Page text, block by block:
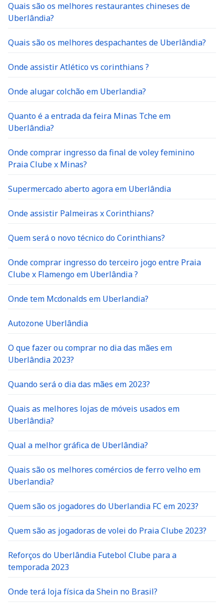
Quais são os melhores restaurantes chineses de
Uberlândia?
Quais são os melhores despachantes de Uberlândia?
Onde assistir Atlético vs corinthians ?
Onde alugar colchão em Uberlandia?
Quanto é a entrada da feira Minas Tche em
Uberlândia?
Onde comprar ingresso da final de voley feminino
Praia Clube x Minas?
Supermercado aberto agora em Uberlândia
Onde assistir Palmeiras x Corinthians?
Quem será o novo técnico do Corinthians?
Onde comprar ingresso do terceiro jogo entre Praia
Clube x Flamengo em Uberlândia ?
Onde tem Mcdonalds em Uberlandia?
Autozone Uberlândia
O que fazer ou comprar no dia das mães em
Uberlândia 2023?
Quando será o dia das mães em 2023?
Quais as melhores lojas de móveis usados em
Uberlândia?
Qual a melhor gráfica de Uberlândia?
Quais são os melhores comércios de ferro velho em
Uberlandia?
Quem são os jogadores do Uberlandia FC em 2023?
Quem são as jogadoras de volei do Praia Clube 2023?
Reforços do Uberlândia Futebol Clube para a
temporada 2023
Onde terá loja física da Shein no Brasil?